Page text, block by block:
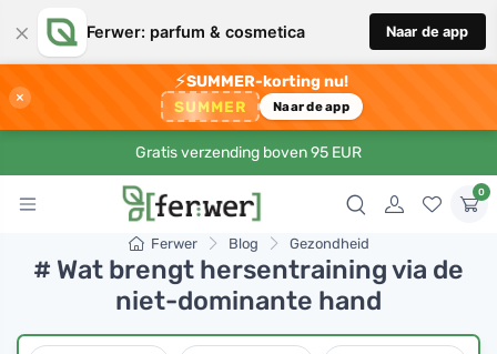
× Ferwer: parfum & cosmetica Naar de app
×
⚡SUMMER-korting nu!
SUMMER Naar de app
Gratis verzending boven 95 EUR
0
Ferwer Blog Gezondheid
# Wat brengt hersentraining via de
niet-dominante hand